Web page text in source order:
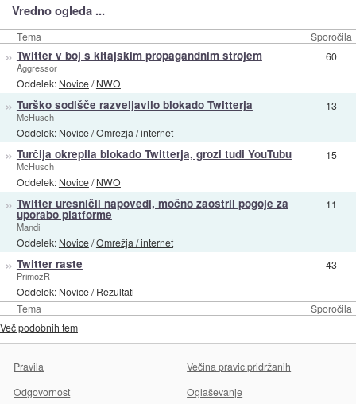
Vredno ogleda ...
Tema Sporočila
Tema Sporočila
» Twitter v boj s kitajskim propagandnim strojem
Aggressor
Oddelek: Novice/NWO
60
» Turško sodišče razveljavilo blokado Twitterja
McHusch
Oddelek: Novice/Omrežja / internet
13
» Turčija okrepila blokado Twitterja, grozi tudi YouTubu
McHusch
Oddelek: Novice/NWO
15
» Twitter uresničil napovedi, močno zaostril pogoje za
uporabo platforme
Mandi
Oddelek: Novice/Omrežja / internet
11
» Twitter raste
PrimozR
Oddelek: Novice/Rezultati
43
Več podobnih tem
Pravila
Večina pravic pridržanih
Odgovornost
Oglaševanje